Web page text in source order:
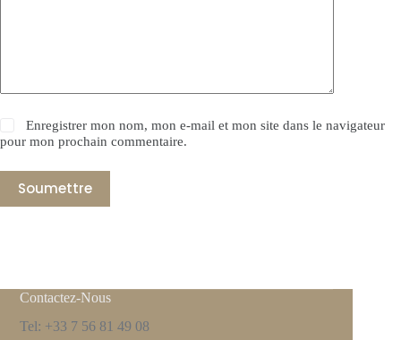
Enregistrer mon nom, mon e-mail et mon site dans le navigateur
pour mon prochain commentaire.
Soumettre
Contactez-Nous
Tel: +33 7 56 81 49 08